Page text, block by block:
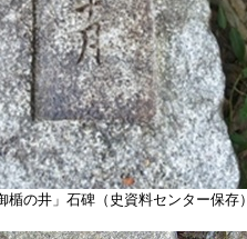
楯の井」石碑（史資料センター保存）